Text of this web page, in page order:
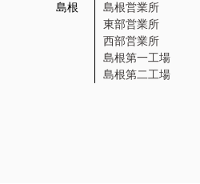
島根
島根営業所
東部営業所
西部営業所
島根第一工場
島根第二工場